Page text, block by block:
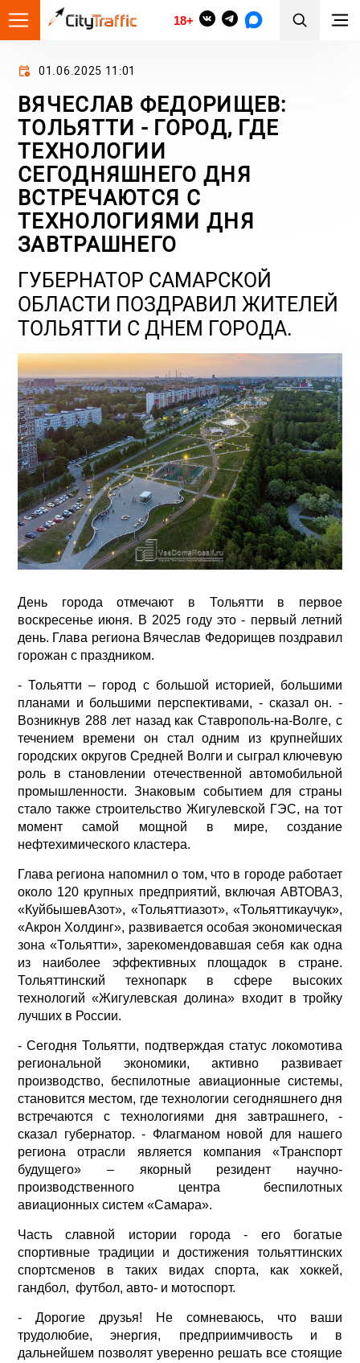
18+
01.06.2025 11:01
ВЯЧЕСЛАВ ФЕДОРИЩЕВ:
ТОЛЬЯТТИ - ГОРОД, ГДЕ
ТЕХНОЛОГИИ
СЕГОДНЯШНЕГО ДНЯ
ВСТРЕЧАЮТСЯ С
ТЕХНОЛОГИЯМИ ДНЯ
ЗАВТРАШНЕГО
ГУБЕРНАТОР САМАРСКОЙ
ОБЛАСТИ ПОЗДРАВИЛ ЖИТЕЛЕЙ
ТОЛЬЯТТИ С ДНЕМ ГОРОДА.
День города отмечают в Тольятти в первое
воскресенье июня. В 2025 году это - первый летний
день. Глава региона Вячеслав Федорищев поздравил
горожан с праздником.
- Тольятти – город с большой историей, большими
планами и большими перспективами, - сказал он. -
Возникнув 288 лет назад как Ставрополь-на-Волге, с
течением времени он стал одним из крупнейших
городских округов Средней Волги и сыграл ключевую
роль в становлении отечественной автомобильной
промышленности. Знаковым событием для страны
стало также строительство Жигулевской ГЭС, на тот
момент самой мощной в мире, создание
нефтехимического кластера.
Глава региона напомнил о том, что в городе работает
около 120 крупных предприятий, включая АВТОВАЗ,
«КуйбышевАзот», «Тольяттиазот», «Тольяттикаучук»,
«Акрон Холдинг», развивается особая экономическая
зона «Тольятти», зарекомендовавшая себя как одна
из наиболее эффективных площадок в стране.
Тольяттинский технопарк в сфере высоких
технологий «Жигулевская долина» входит в тройку
лучших в России.
- Сегодня Тольятти, подтверждая статус локомотива
региональной экономики, активно развивает
производство, беспилотные авиационные системы,
становится местом, где технологии сегодняшнего дня
встречаются с технологиями дня завтрашнего, -
сказал губернатор. - Флагманом новой для нашего
региона отрасли является компания «Транспорт
будущего» – якорный резидент научно-
производственного центра беспилотных
авиационных систем «Самара».
Часть славной истории города - его богатые
спортивные традиции и достижения тольяттинских
спортсменов в таких видах спорта, как хоккей,
гандбол, футбол, авто- и мотоспорт.
- Дорогие друзья! Не сомневаюсь, что ваши
трудолюбие, энергия, предприимчивость и в
дальнейшем позволят уверенно решать все стоящие